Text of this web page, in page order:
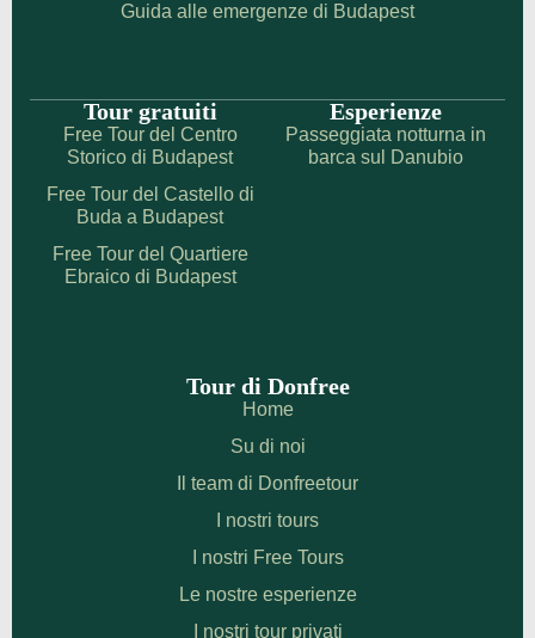
Guida alle emergenze di Budapest
Tour gratuiti
Free Tour del Centro
Storico di Budapest
Free Tour del Castello di
Buda a Budapest
Free Tour del Quartiere
Ebraico di Budapest
Esperienze
Passeggiata notturna in
barca sul Danubio
Tour di Donfree
Home
Su di noi
Il team di Donfreetour
I nostri tours
I nostri Free Tours
Le nostre esperienze
I nostri tour privati